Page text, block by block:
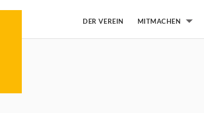
DER VEREIN
MITMACHEN